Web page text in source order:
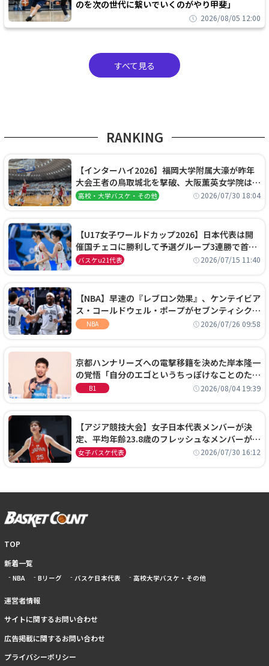
のを次の世代に繋いでいくのがやり甲斐」
2026/08/05 12:00
すべて見る
RANKING
【インターハイ2026】福岡大学附属大濠が昨年
大会王者の鳥取城北を撃破、大阪薫英女学院は岐
阜女子に完勝、大会3日目試合結果
高校・大学バスケ・その他 2026/07/30 18:04
【U17女子ワールドカップ2026】日本代表は開
催国チェコに勝利して予選グループ3連勝で首位
通過！準々決勝の相手はエジプトに決定
バスケu21代表 2026/07/15 11:40
【NBA】早速の『レブロン効果』、ケンテイビア
ス・コールドウェル・ポープがセブンティシクサ
ーズに1年契約で加入
NBA 2026/07/26 09:58
京都ハンナリーズへの電撃移籍を決めた岸本隆一
の覚悟「自分のエゴというちっぽけなことのため
に、京都に来たわけではない」
B1 2026/08/04 19:39
【アジア競技大会】女子日本代表メンバーが決
定、平均年齢23.8歳のフレッシュなメンバーが日
本開催の大舞台で頂点を狙う
女子バスケ代表 2026/07/30 16:12
TOP
新着一覧
NBA Bリーグ バスケ日本代表 高校大学バスケ・その他
運営者情報
サイトに関するお問い合わせ
広告掲載に関するお問い合わせ
プライバシーポリシー